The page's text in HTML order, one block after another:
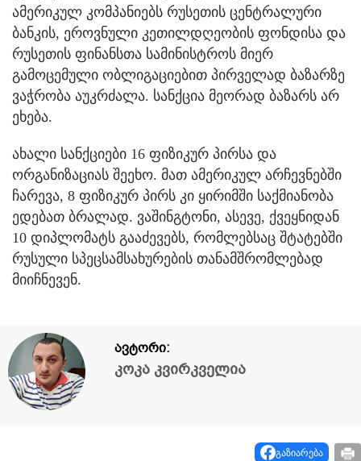
ამერიკულ კომპანიებს რუსეთის ცენტრალური
ბანკის, ეროვნული კეთილდღეობის ფონდისა და
რუსეთის ფინანსთა სამინისტროს მიერ
გამოცემული ობლიგაციებით პირველად ბაზარზე
ვაჭრობა აუკრძალა. სანქცია მეორად ბაზარს არ
ეხება.
ახალი სანქციები 16 ფიზიკურ პირსა და
ორგანიზაციას შეეხო. მათ ამერიკულ არჩევნებში
ჩარევა, 8 ფიზიკურ პირს კი ყირიმში საქმიანობა
ედებათ ბრალად. ვაშინგტონი, ასევე, ქვეყნიდან
10 დიპლომატს გააძევებს, რომლებსაც შტატებში
რუსული სპეცსამსახურების თანამშრომლებად
მიიჩნევენ.
ავტორი:
კოკა კვირკველია
გაზიარება